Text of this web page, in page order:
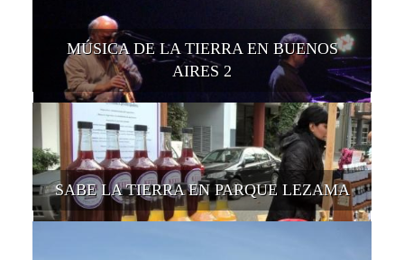
MÚSICA DE LA TIERRA EN BUENOS
AIRES 2
SABE LA TIERRA EN PARQUE LEZAMA